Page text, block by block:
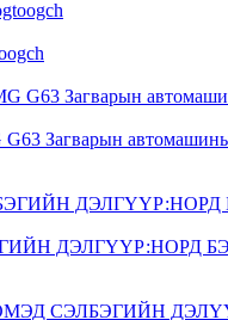
Загварын
ДЭЛГҮҮР:НОРД